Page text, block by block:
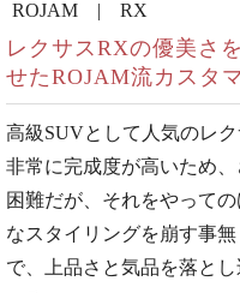
ROJAM | RX
レクサスRXの優美さ
せたROJAM流カスタ
高級SUVとして人気のレ
非常に完成度が高いため
困難だが、それをやって
なスタイリングを崩す事
で、上品さと気品を落と